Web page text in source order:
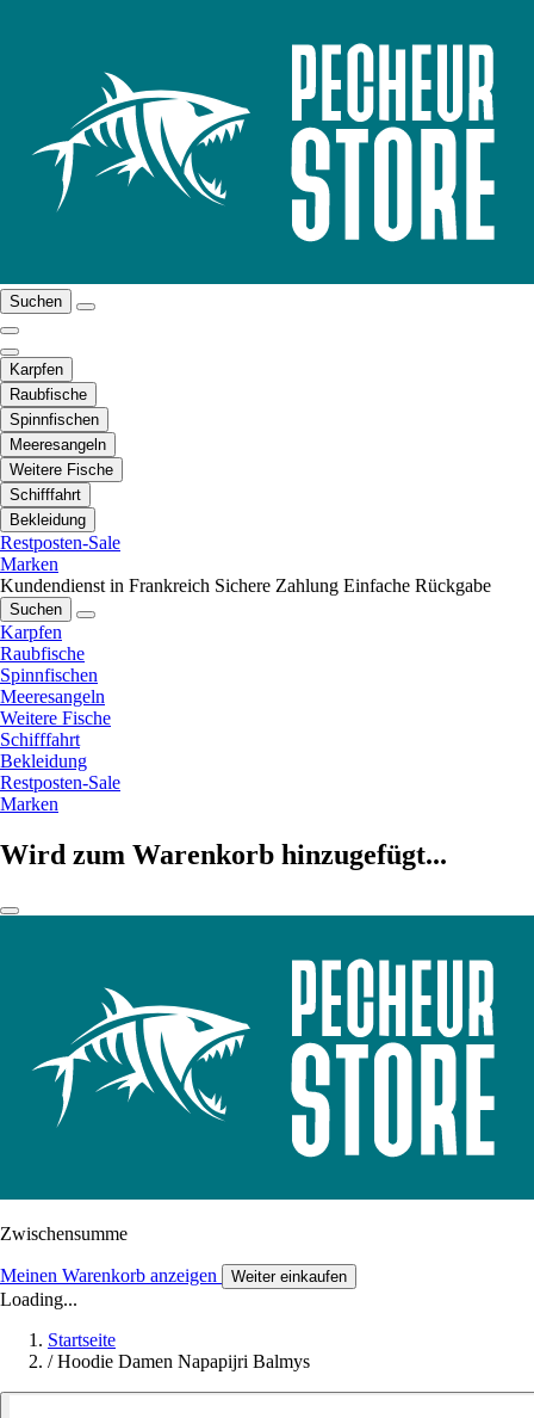
Suchen
Karpfen
Raubfische
Spinnfischen
Meeresangeln
Weitere Fische
Schifffahrt
Bekleidung
Restposten-Sale
Marken
Kundendienst in Frankreich Sichere Zahlung Einfache Rückgabe
Suchen
Karpfen
Raubfische
Spinnfischen
Meeresangeln
Weitere Fische
Schifffahrt
Bekleidung
Restposten-Sale
Marken
Wird zum Warenkorb hinzugefügt...
Zwischensumme
Meinen Warenkorb anzeigen Weiter einkaufen
Loading...
Startseite
/ Hoodie Damen Napapijri Balmys